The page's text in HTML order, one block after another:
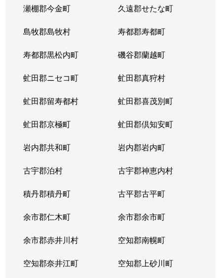
瀬棚郡今金町 久遠郡せたな町
島牧郡島牧村 寿都郡寿都町
寿都郡黒松内町 磯谷郡蘭越町
虻田郡ニセコ町 虻田郡真狩村
虻田郡留寿都村 虻田郡喜茂別町
虻田郡京極町 虻田郡倶知安町
岩内郡共和町 岩内郡岩内町
古宇郡泊村 古宇郡神恵内村
積丹郡積丹町 古平郡古平町
余市郡仁木町 余市郡余市町
余市郡赤井川村 空知郡南幌町
空知郡奈井江町 空知郡上砂川町